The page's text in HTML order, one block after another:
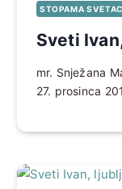
STOPAMA
Sveti
mr. Snježana
27. prosinca